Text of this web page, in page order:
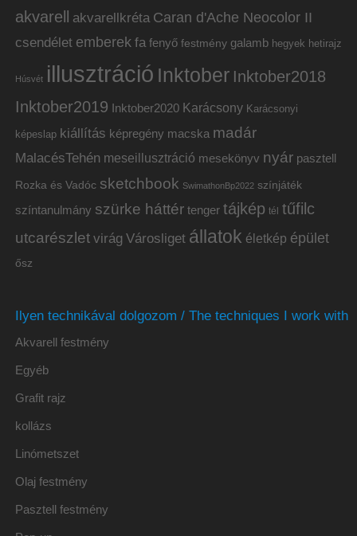
akvarell akvarellkréta Caran d'Ache Neocolor II
csendélet emberek fa fenyő festmény galamb hegyek hetirajz
Húsvét illusztráció Inktober Inktober2018
Inktober2019 Inktober2020 Karácsony Karácsonyi
képeslap kiállítás képregény macska madár
MalacésTehén meseillusztráció mesekönyv nyár pasztell
Rozka és Vadóc sketchbook SwimathonBp2022 színjáték
színtanulmány szürke háttér tenger tájkép tél tűfilc
utcarészlet virág Városliget állatok életkép épület
ősz
Ilyen technikával dolgozom / The techniques I work with
Akvarell festmény
Egyéb
Grafit rajz
kollázs
Linómetszet
Olaj festmény
Pasztell festmény